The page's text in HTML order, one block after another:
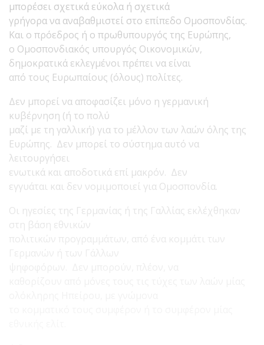
μπορέσει σχετικά εύκολα ή σχετικά
γρήγορα να αναβαθμιστεί στο επίπεδο Ομοσπονδίας.
Και ο πρόεδρος ή ο πρωθυπουργός της Ευρώπης,
ο Ομοσπονδιακός υπουργός Οικονομικών,
δημοκρατικά εκλεγμένοι πρέπει να είναι
από τους Ευρωπαίους (όλους) πολίτες.
Δεν μπορεί να αποφασίζει μόνο η γερμανική
κυβέρνηση (ή το πολύ
μαζί με τη γαλλική) για το μέλλον των λαών όλης της
Ευρώπης. Δεν μπορεί το σύστημα αυτό να
λειτουργήσει
ενωτικά και αποδοτικά επί μακρόν. Δεν
εγγυάται και δεν νομιμοποιεί για Ομοσπονδία.
Οι ηγεσίες της Γερμανίας ή της Γαλλίας εκλέχθηκαν
στη βάση εθνικών